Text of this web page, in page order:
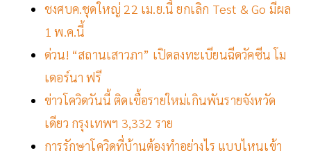
ชงศบค.ชุดใหญ่ 22 เม.ย.นี้ ยกเลิก Test & Go มีผล
1 พ.ค.นี้
ด่วน! “สถานเสาวภา” เปิดลงทะเบียนฉีดวัคซีน โม
เดอร์นา ฟรี
ข่าวโควิดวันนี้ ติดเชื้อรายใหม่เกินพันรายจังหวัด
เดียว กรุงเทพฯ 3,332 ราย
การรักษาโควิดที่บ้านต้องทำอย่างไร แบบไหนเข้า